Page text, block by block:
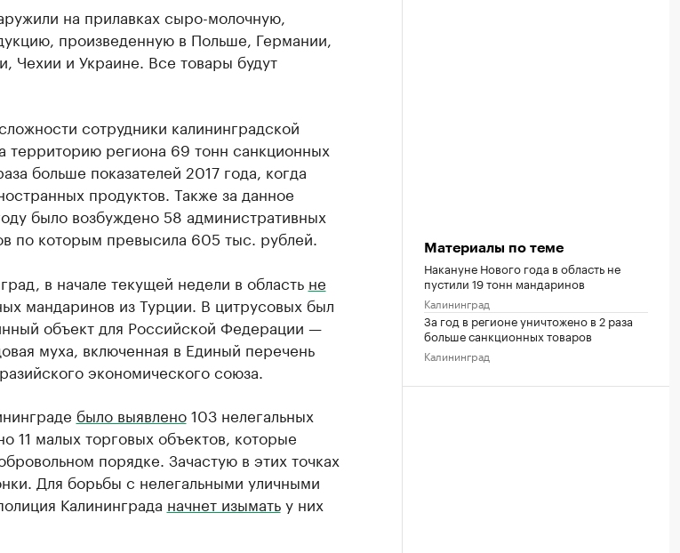
на прилавках сыро-молочную,
произведенную в Польше, Германии,
Чехии и Украине. Все товары будут
сотрудники калининградской
территорию региона 69 тонн санкционных
больше показателей 2017 года, когда
продуктов. Также за данное
было возбуждено 58 административных
по которым превысила 605 тыс. рублей.
в начале текущей недели в область не
мандаринов из Турции. В цитрусовых был
объект для Российской Федерации —
муха, включенная в Единый перечень
экономического союза.
было выявлено103 нелегальных
11 малых торговых объектов, которые
порядке. Зачастую в этих точках
Для борьбы с нелегальными уличными
Калининграда начнет изыматьу них
Материалы по теме
Накануне Нового года в область не
пустили 19 тонн мандаринов
Калининград
За год в регионе уничтожено в 2 раза
больше санкционных товаров
Калининград